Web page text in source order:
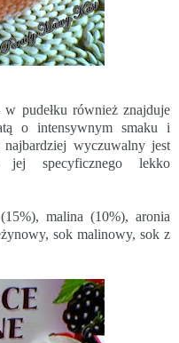
pudełku również znajduje
o intensywnym smaku i
najbardziej wyczuwalny jest
jej specyficznego lekko
malina (10%), aronia
sok malinowy, sok z